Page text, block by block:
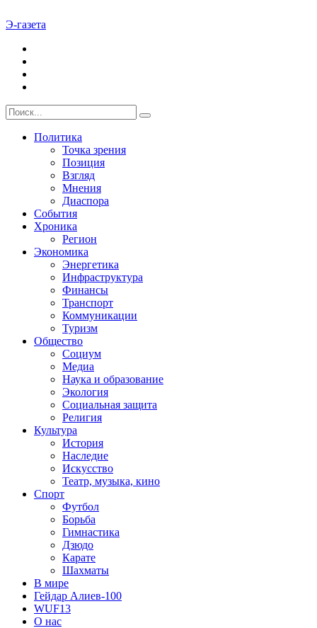
Э-газета
Политика
Точка зрения
Позиция
Взгляд
Мнения
Диаспора
События
Хроника
Регион
Экономика
Энергетика
Инфраструктура
Финансы
Транспорт
Коммуникации
Туризм
Общество
Социум
Медиа
Наука и образование
Экология
Социальная защита
Религия
Культура
История
Наследие
Искусство
Театр, музыка, кино
Спорт
Футбол
Борьба
Гимнастика
Дзюдо
Карате
Шахматы
В мире
Гейдар Алиев-100
WUF13
О нас